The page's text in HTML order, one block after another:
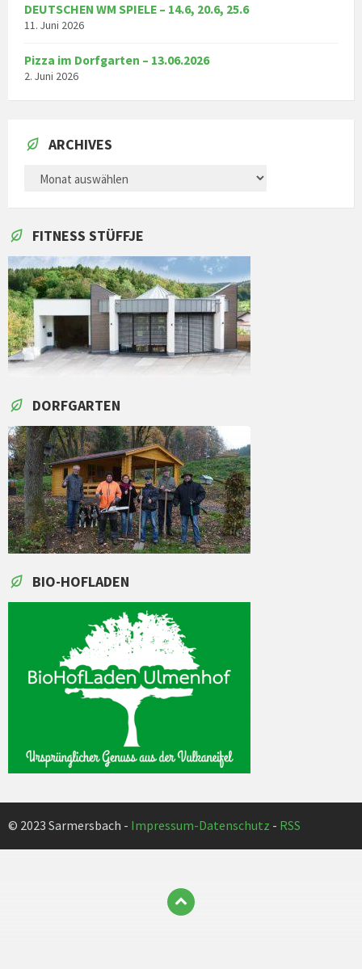
DEUTSCHEN WM SPIELE – 14.6, 20.6, 25.6
11. Juni 2026
Pizza im Dorfgarten – 13.06.2026
2. Juni 2026
ARCHIVES
ARCHIVES
FITNESS STÜFFJE
DORFGARTEN
BIO-HOFLADEN
© 2023 Sarmersbach - Impressum-Datenschutz - RSS